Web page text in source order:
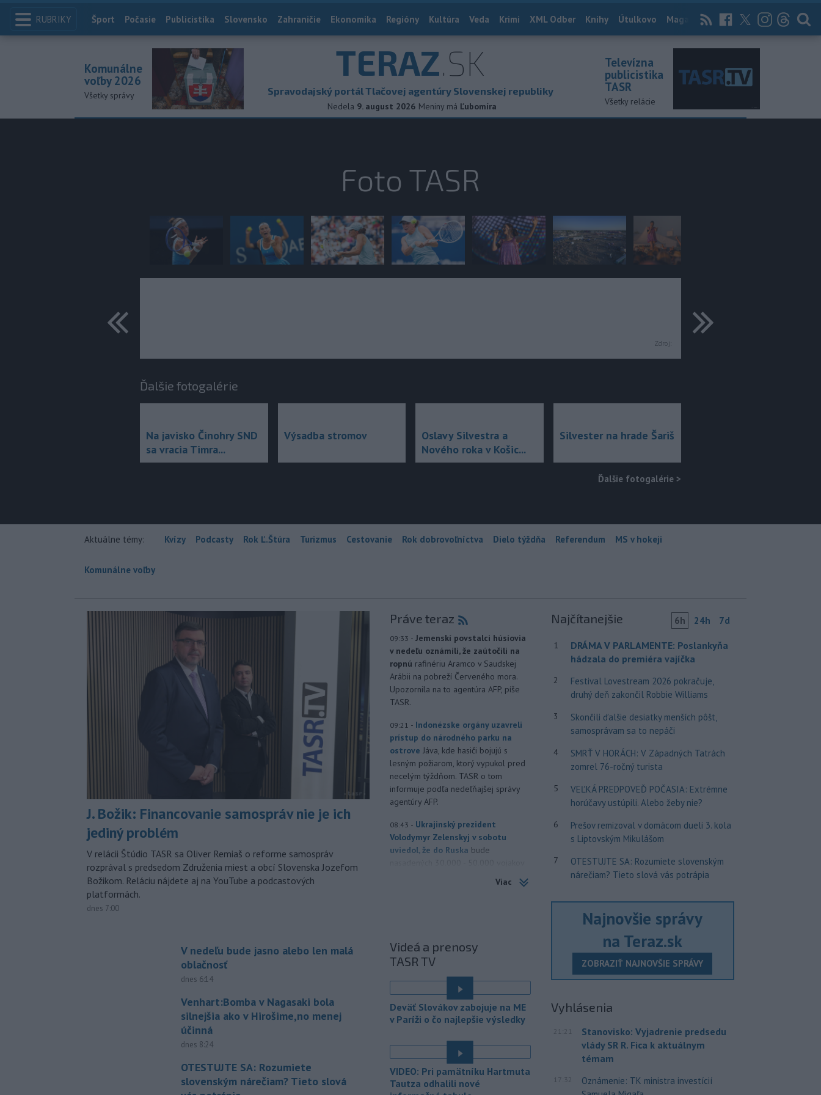
RUBRIKY Index
Šport Počasie Publicistika Slovensko Zahraničie Ekonomika Regióny Kultúra Veda Krimi XML Odber Knihy Útulkovo Magazín News Now Archív
TERAZ.SK
Spravodajský portál Tlačovej agentúry Slovenskej republiky
Nedela 9. august 2026 Meniny má Ľubomíra
Komunálne
voľby 2026
Všetky správy
Televízna
publicistika
TASR
Všetky relácie
Foto TASR
Zdroj:
predchádzajúce ďalšie
Ďalšie fotogalérie
Na javisko Činohry SND
sa vracia Timra...
Výsadba stromov
Oslavy Silvestra a
Nového roka v Košic...
Silvester na hrade Šariš
Ďalšie fotogalérie >
Aktuálne témy: Kvízy Podcasty Rok Ľ.Štúra Turizmus Cestovanie Rok dobrovoľníctva Dielo týždňa Referendum MS v hokeji
Komunálne voľby
J. Božik: Financovanie samospráv nie je ich
jediný problém
V relácii Štúdio TASR sa Oliver Remiaš o reforme samospráv
rozprával s predsedom Združenia miest a obcí Slovenska Jozefom
Božikom. Reláciu nájdete aj na YouTube a podcastových
platformách.
dnes 7:00
V nedeľu bude jasno alebo len malá
oblačnosť
dnes 6:14
Venhart:Bomba v Nagasaki bola
silnejšia ako v Hirošime,no menej
účinná
dnes 8:24
OTESTUJTE SA: Rozumiete
slovenským nárečiam? Tieto slová
Práve teraz
09:33 - Jemenskí povstalci húsíovia
v nedeľu oznámili, že zaútočili na
ropnú rafinériu Aramco v Saudskej
Arábii na pobreží Červeného mora.
Upozornila na to agentúra AFP, píše
TASR.
09:21 - Indonézske orgány uzavreli
prístup do národného parku na
ostrove Jáva, kde hasiči bojujú s
lesným požiarom, ktorý vypukol pred
necelým týždňom. TASR o tom
informuje podľa nedeľňajšej správy
agentúry AFP.
08:43 - Ukrajinský prezident
Volodymyr Zelenskyj v sobotu
uviedol, že do Ruska bude
zo Severnej Kórey. Pchjongjang podľa
jeho slov „študuje túto vojnu“ medzi
08:19 - Pri výbuchu jadrovej bomby v
japonskom meste Nagasaki 9.
zomrelo
bezprostredne približne 39.000 ľudí,
do konca roka potom podľa odhadov
až okolo 60.000-80.000. V rozhovore
pri príležitosti 81. výročia tejto
udalosti to uviedol jadrový fyzik
07:52 - Americký Imigračný a colný
úrad (ICE) do konca augusta
Viac
Videá a prenosy
TASR TV
Deväť Slovákov zabojuje na ME
v Paríži o čo najlepšie výsledky
VIDEO: Pri pamätníku Hartmuta
Tautza odhalili nové
Najčítanejšie 6h 24h 7d
1
DRÁMA V PARLAMENTE: Poslankyňa
hádzala do premiéra vajíčka
2
Festival Lovestream 2026 pokračuje,
druhý deň zakončil Robbie Williams
3
Skončili ďalšie desiatky menších pôšt,
samosprávam sa to nepáči
4
SMRŤ V HORÁCH: V Západných Tatrách
zomrel 76-ročný turista
5
VEĽKÁ PREDPOVEĎ POČASIA: Extrémne
horúčavy ustúpili. Alebo žeby nie?
6
Prešov remizoval v domácom dueli 3. kola
s Liptovským Mikulášom
7
OTESTUJTE SA: Rozumiete slovenským
nárečiam? Tieto slová vás potrápia
Najnovšie správy
na Teraz.sk
ZOBRAZIŤ NAJNOVŠIE SPRÁVY
Vyhlásenia
21:21
Stanovisko: Vyjadrenie predsedu
vlády SR R. Fica k aktuálnym
témam
17:32
Oznámenie: TK ministra investícií